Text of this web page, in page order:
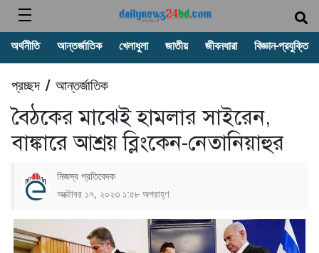
অর্থনীতি আন্তর্জাতিক খেলাধুলা জাতীয় জীবনধারা বিজ্ঞান-প্রযুক্তি
প্রচ্ছদ/ আন্তর্জাতিক
বৈঠকের মাঝেই হামলার সাইরেন,
বাঙ্কারে আশ্রয় ব্লিংকেন-নেতানিয়াহুর
নিজস্ব প্রতিবেদক
অক্টোবর ১৭, ২০২৩ ১:৫৮ অপরাহ্ণ